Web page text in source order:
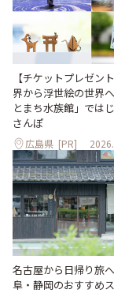
【チケットプレゼン
界から浮世絵の世界
とまち水族館」では
さんぽ
広島県 [PR]
名古屋から日帰り旅
阜・静岡のおすすめ